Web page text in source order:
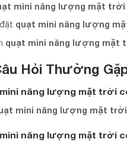
mini năng lượng mặt trời
quạt mini năng lượng
quạt mini năng lượng mặt
Hỏi Thường
mini năng lượng mặt trời
mini năng lượng mặt trời
năng lượng mặt trời